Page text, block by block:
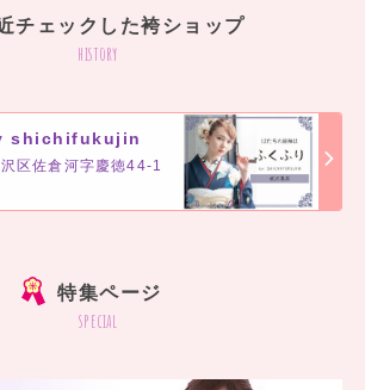
チェックした袴ショップ
history
shichifukujin
区佐倉河字慶徳44-1
特集ページ
special